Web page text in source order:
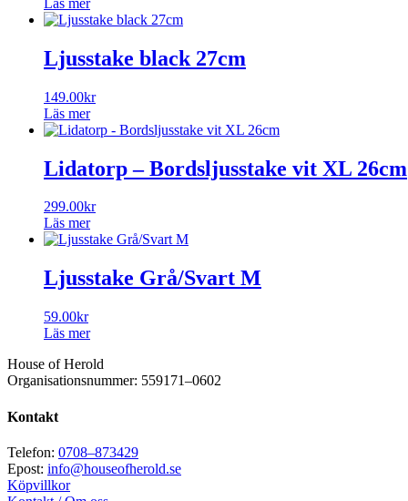
Ljusstake black 27cm
149.00kr
Läs mer
Lidatorp – Bordsljusstake vit XL 26cm
299.00kr
Läs mer
Ljusstake Grå/Svart M
59.00kr
Läs mer
House of Herold
Organisationsnummer: 559171–0602
Kontakt
Telefon: 0708–873429
Epost: info@houseofherold.se
Köpvillkor